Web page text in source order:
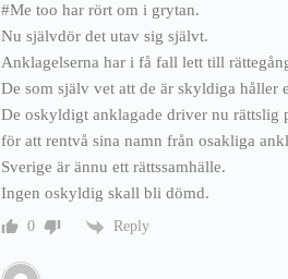
#Me too har rört om i grytan.
Nu självdör det utav sig självt.
Anklagelserna har i få fall lett till
De som själv vet att de är skyldiga håller
De oskyldigt anklagade driver nu rättslig
för att rentvå sina namn från osakliga
Sverige är ännu ett rättssamhälle.
Ingen oskyldig skall bli dömd.
0 Reply